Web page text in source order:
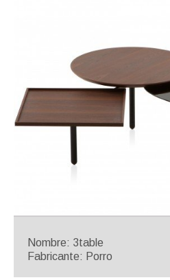
Nombre: 3table
Fabricante: Porro